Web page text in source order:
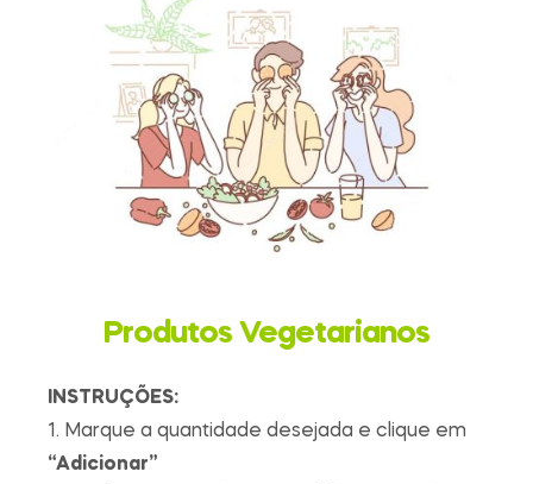
Produtos Vegetarianos
INSTRUÇÕES:
1. Marque a quantidade desejada e clique em
“Adicionar”